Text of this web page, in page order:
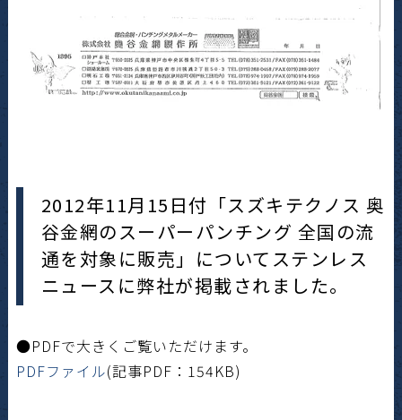
2012年11月15日付「スズキテクノス 奥
谷金網のスーパーパンチング 全国の流
通を対象に販売」についてステンレス
ニュースに弊社が掲載されました。
●PDFで大きくご覧いただけます。
PDFファイル(記事PDF：154KB)